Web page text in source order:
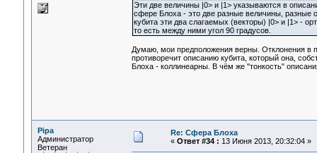
Эти две величины |0> и |1> указываются в
сфере Блоха - это две разные величины, разные
кубита эти два слагаемых (векторы) |0> и |1> -
то есть между ними угол 90 градусов.
Думаю, мои предположения верны. Отклонения в
противоречит описанию кубита, который она,
Блоха - коллинеарны. В чём же "тонкость"
Pipa
Администратор
Ветеран
Re: Сфера Блоха
« Ответ #34 : 13 Июня 2013, 20:32:04 »